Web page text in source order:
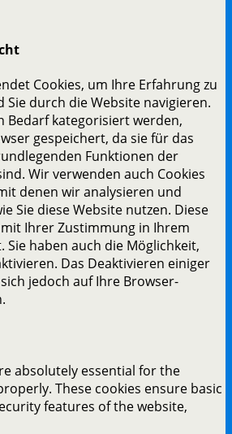
Cookies, um Ihre Erfahrung zu
Sie durch die Website navigieren.
Bedarf kategorisiert werden,
gespeichert, da sie für das
Funktionen der
Wir verwenden auch Cookies
denen wir analysieren und
Sie diese Website nutzen. Diese
Ihrer Zustimmung in Ihrem
Sie haben auch die Möglichkeit,
Das Deaktivieren einiger
jedoch auf Ihre Browser-
absolutely essential for the
These cookies ensure basic
features of the website,